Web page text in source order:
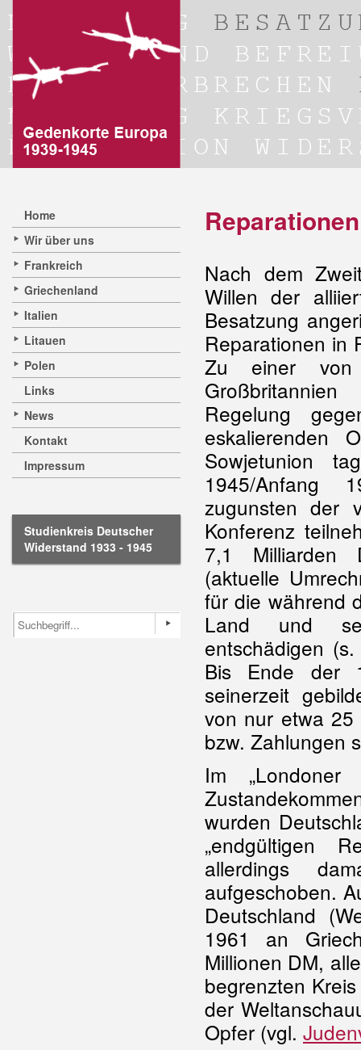
Home
Wir über uns
Frankreich
Griechenland
Italien
Litauen
Polen
Links
News
Kontakt
Impressum
Studienkreis Deutscher
Widerstand 1933 - 1945
Nach dem
Willen der
Besatzung
Reparationen in
Zu einer von
Regelung
eskalierenden
Sowjetunion
1945/Anfang
zugunsten der
Konferenz
7,1 Milliarden
(aktuelle
für die während
Land und
entschädigen
Bis Ende der
seinerzeit
von nur etwa 25
bzw. Zahlungen
Im „Londoner
wurden
„endgültigen
allerdings
aufgeschoben.
Deutschland
1961 an
Millionen DM,
begrenzten
der
Opfer (vgl.